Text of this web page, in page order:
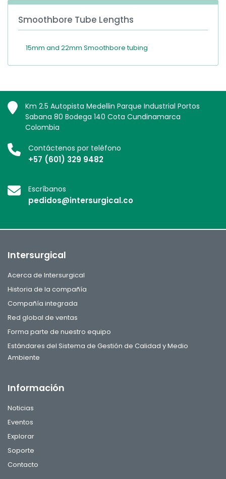
Smoothbore Tube Lengths
15mm and 22mm Smoothbore tubing
Km 2.5 Autopista Medellin Parque Industrial Portos
Sabana 80 Bodega 140 Cota Cundinamarca
Colombia
Contáctenos por teléfono
+57 (601) 329 9482
Escríbanos
pedidos@intersurgical.co
Intersurgical
Acerca de Intersurgical
Historia de la compañía
Compañía integrada
Red global de ventas
Forma parte de nuestro equipo
Estándares del Sistema de Gestión de Calidad y Medio
Ambiente
Información
Noticias
Eventos
Explorar
Soporte
Contacto